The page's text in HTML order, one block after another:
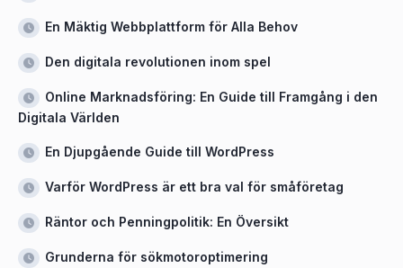
En Mäktig Webbplattform för Alla Behov
Den digitala revolutionen inom spel
Online Marknadsföring: En Guide till Framgång i den
Digitala Världen
En Djupgående Guide till WordPress
Varför WordPress är ett bra val för småföretag
Räntor och Penningpolitik: En Översikt
Grunderna för sökmotoroptimering